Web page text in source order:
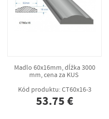
Madlo 60x16mm, dĺžka 3000
mm, cena za KUS
Kód produktu: CT60x16-3
53.75 €